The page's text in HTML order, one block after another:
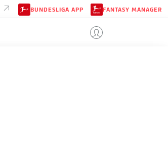
BUNDESLIGA APP FANTASY MANAGER